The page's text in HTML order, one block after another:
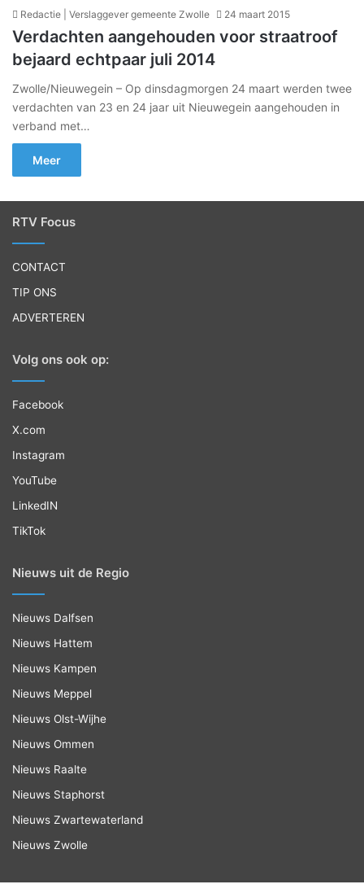
Redactie | Verslaggever gemeente Zwolle 24 maart 2015
Verdachten aangehouden voor straatroof
bejaard echtpaar juli 2014
Zwolle/Nieuwegein – Op dinsdagmorgen 24 maart werden twee
verdachten van 23 en 24 jaar uit Nieuwegein aangehouden in
verband met…
Meer
RTV Focus
CONTACT
TIP ONS
ADVERTEREN
Volg ons ook op:
Facebook
X.com
Instagram
YouTube
LinkedIN
TikTok
Nieuws uit de Regio
Nieuws Dalfsen
Nieuws Hattem
Nieuws Kampen
Nieuws Meppel
Nieuws Olst-Wijhe
Nieuws Ommen
Nieuws Raalte
Nieuws Staphorst
Nieuws Zwartewaterland
Nieuws Zwolle